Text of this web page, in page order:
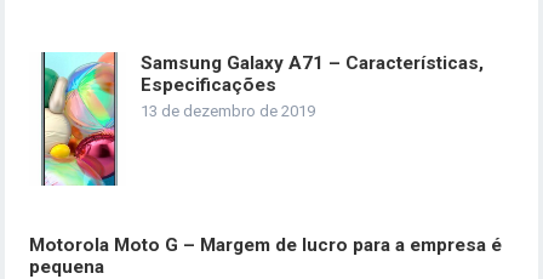
Samsung Galaxy A71 – Características,
Especificações
13 de dezembro de 2019
Motorola Moto G – Margem de lucro para a empresa é
pequena